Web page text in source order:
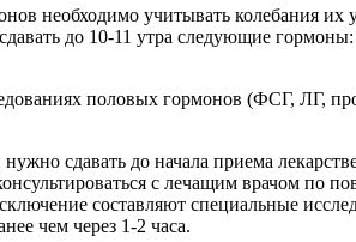
необходимо учитывать колебания
до 10-11 утра следующие
половых гормонов (ФСГ, ЛГ,
сдавать до начала приема
с лечащим врачом по
составляют специальные
чем через 1-2 часа.